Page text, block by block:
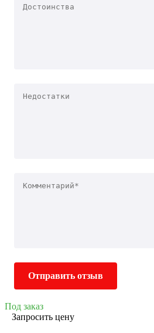
Отправить отзыв
Под заказ
Запросить цену